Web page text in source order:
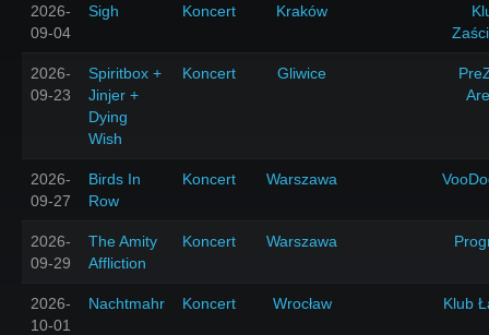
2026-
09-04
Sigh Koncert Kraków
2026-
09-23
Spiritbox +
Jinjer +
Dying
Wish
Koncert Gliwice
2026-
09-27
Birds In
Row
Koncert Warszawa
2026-
09-29
The Amity
Affliction
Koncert Warszawa
2026-
10-01
Nachtmahr Koncert Wrocław Klub